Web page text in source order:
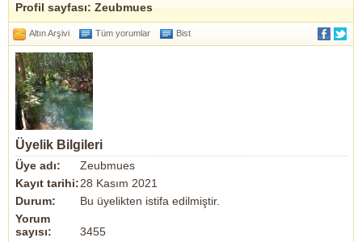
Profil sayfası: Zeubmues
Altın Arşivi Tüm yorumlar Bist
Üyelik Bilgileri
Üye adı:
Zeubmues
Kayıt tarihi:28 Kasım 2021
Durum:
Bu üyelikten istifa edilmiştir.
Yorum
sayısı:
3455